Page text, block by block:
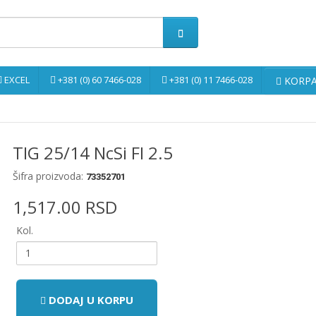
EXCEL +381 (0) 60 7466-028 +381 (0) 11 7466-028
TIG 25/14 NcSi FI 2.5
Šifra proizvoda: 73352701
1,517.00 RSD
Kol.
DODAJ U KORPU